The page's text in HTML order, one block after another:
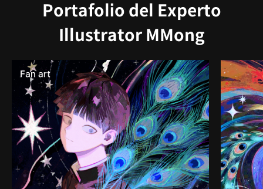
Portafolio del Experto
Illustrator MMong